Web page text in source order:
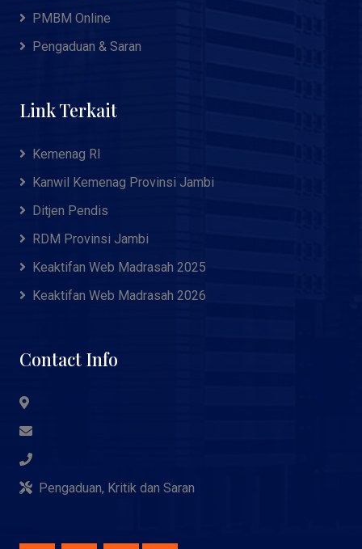
PMBM Online
Pengaduan & Saran
Link Terkait
Kemenag RI
Kanwil Kemenag Provinsi Jambi
Ditjen Pendis
RDM Provinsi Jambi
Keaktifan Web Madrasah 2025
Keaktifan Web Madrasah 2026
Contact Info
Pengaduan, Kritik dan Saran